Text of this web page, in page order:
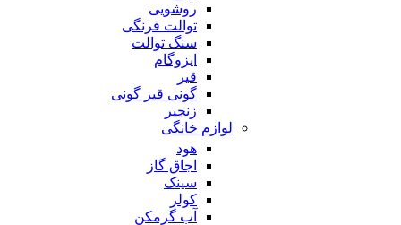
روشویی
توالت فرنگی
سنگ توالت
ایزوگام
قیر
گونی قیر گونی
زنجیر
لوازم خانگی
هود
اجاق گاز
سینک
کولر
آب گرمکن